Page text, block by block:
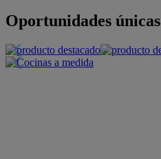
Oportunidades únicas